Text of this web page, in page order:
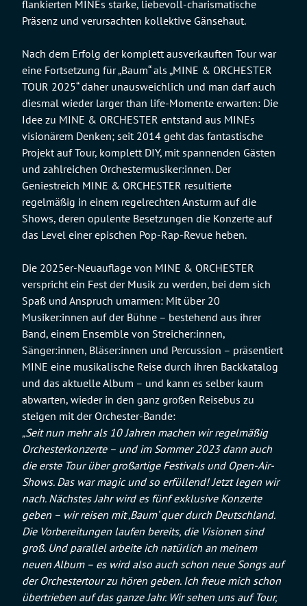
flankierten MINEs starke, liebevoll-charismatische
Präsenz und verursachten kollektive Gänsehaut.
Nach dem Erfolg der komplett ausverkauften Tour war
eine Fortsetzung für „Baum“ als „MINE & ORCHESTER
TOUR 2025“ daher unausweichlich und man darf auch
diesmal wieder larger than life-Momente erwarten: Die
Idee zu MINE & ORCHESTER entstand aus MINEs
visionärem Denken; seit 2014 geht das fantastische
Projekt auf Tour, komplett DIY, mit spannenden Gästen
und zahlreichen Orchestermusiker:innen. Der
Geniestreich MINE & ORCHESTER resultierte
regelmäßig in einem regelrechten Ansturm auf die
Shows, deren opulente Besetzungen die Konzerte auf
das Level einer epischen Pop-Rap-Revue heben.
Die 2025er-Neuauflage von MINE & ORCHESTER
verspricht ein Fest der Musik zu werden, bei dem sich
Spaß und Anspruch umarmen: Mit über 20
Musiker:innen auf der Bühne – bestehend aus ihrer
Band, einem Ensemble von Streicher:innen,
Sänger:innen, Bläser:innen und Percussion – präsentiert
MINE eine musikalische Reise durch ihren Backkatalog
und das aktuelle Album – und kann es selber kaum
abwarten, wieder in den ganz großen Reisebus zu
steigen mit der Orchester-Bande:
„Seit nun mehr als 10 Jahren machen wir regelmäßig
Orchesterkonzerte – und im Sommer 2023 dann auch
die erste Tour über großartige Festivals und Open-Air-
Shows. Das war magic und so erfüllend! Jetzt legen wir
nach. Nächstes Jahr wird es fünf exklusive Konzerte
geben – wir reisen mit ‚Baum‘ quer durch Deutschland.
Die Vorbereitungen laufen bereits, die Visionen sind
groß. Und parallel arbeite ich natürlich an meinem
neuen Album – es wird also auch schon neue Songs auf
der Orchestertour zu hören geben. Ich freue mich schon
übertrieben auf das ganze Jahr. Wir sehen uns auf Tour,